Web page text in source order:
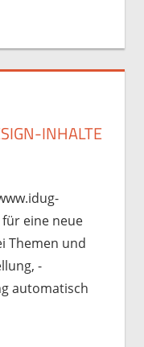
INHALTE
eine neue
Themen und
-
automatisch